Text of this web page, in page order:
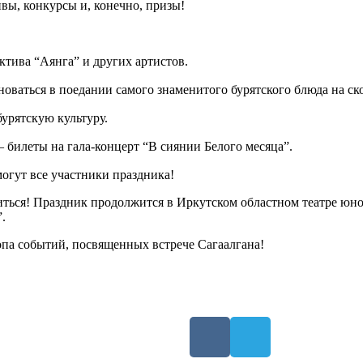
конкурсы и, конечно, призы!
“Аянга” и других артистов.
в поедании самого знаменитого бурятского блюда на
культуру.
на гала-концерт “В сиянии Белого месяца”.
все участники праздника!
Праздник продолжится в Иркутском областном театре
событий, посвященных встрече Сагаалгана!